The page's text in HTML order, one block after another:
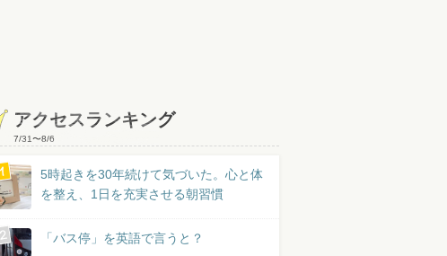
アクセスランキング
7/31〜8/6
5時起きを30年続けて気づいた。心と体
を整え、1日を充実させる朝習慣
「バス停」を英語で言うと？